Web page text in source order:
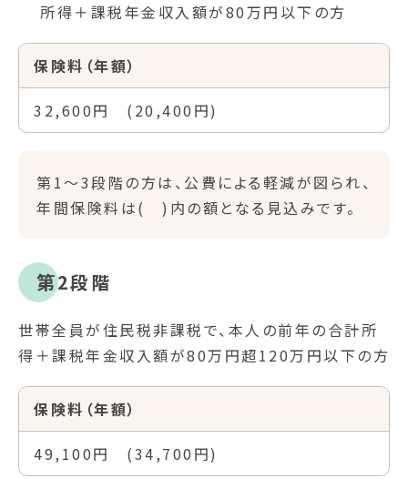
所得＋課税年金収入額が80万円以下の方
保険料（年額）
32,600円 (20,400円)
第1～3段階の方は、公費による軽減が図られ、
年間保険料は( )内の額となる見込みです。
第2段階
世帯全員が住民税非課税で、本人の前年の合計所
得＋課税年金収入額が80万円超120万円以下の方
保険料（年額）
49,100円 (34,700円)